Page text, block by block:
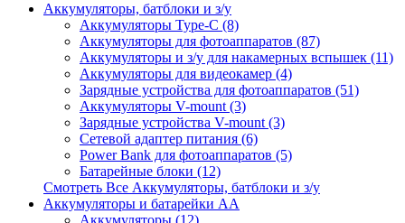
Аккумуляторы, батблоки и з/у
Аккумуляторы Type-C (8)
Аккумуляторы для фотоаппаратов (87)
Аккумуляторы и з/у для накамерных вспышек (11)
Аккумуляторы для видеокамер (4)
Зарядные устройства для фотоаппаратов (51)
Аккумуляторы V-mount (3)
Зарядные устройства V-mount (3)
Сетевой адаптер питания (6)
Power Bank для фотоаппаратов (5)
Батарейные блоки (12)
Смотреть Все Аккумуляторы, батблоки и з/у
Аккумуляторы и батарейки AA
Аккумуляторы (12)